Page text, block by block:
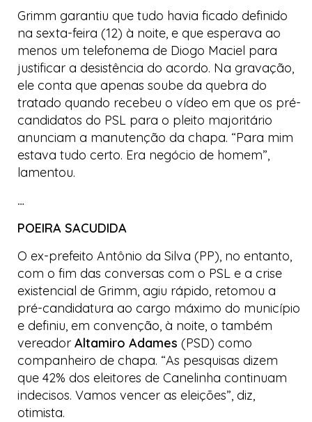
Grimm garantiu que tudo havia ficado definido
na sexta-feira (12) à noite, e que esperava ao
menos um telefonema de Diogo Maciel para
justificar a desistência do acordo. Na gravação,
ele conta que apenas soube da quebra do
tratado quando recebeu o vídeo em que os pré-
candidatos do PSL para o pleito majoritário
anunciam a manutenção da chapa. “Para mim
estava tudo certo. Era negócio de homem”,
lamentou.
…
POEIRA SACUDIDA
O ex-prefeito Antônio da Silva (PP), no entanto,
com o fim das conversas com o PSL e a crise
existencial de Grimm, agiu rápido, retomou a
pré-candidatura ao cargo máximo do município
e definiu, em convenção, à noite, o também
vereador Altamiro Adames (PSD) como
companheiro de chapa. “As pesquisas dizem
que 42% dos eleitores de Canelinha continuam
indecisos. Vamos vencer as eleições”, diz,
otimista.